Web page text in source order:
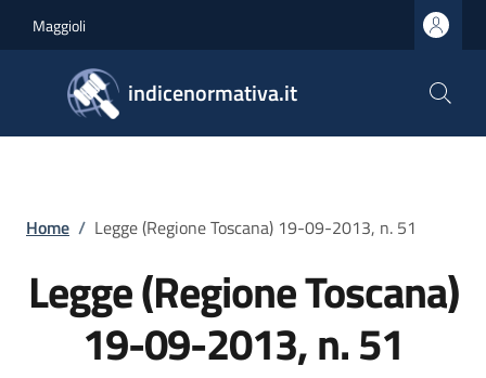
Maggioli
indicenormativa.it
Briciole di pane
Home / Legge (Regione Toscana) 19-09-2013, n. 51
Legge (Regione Toscana)
19-09-2013, n. 51